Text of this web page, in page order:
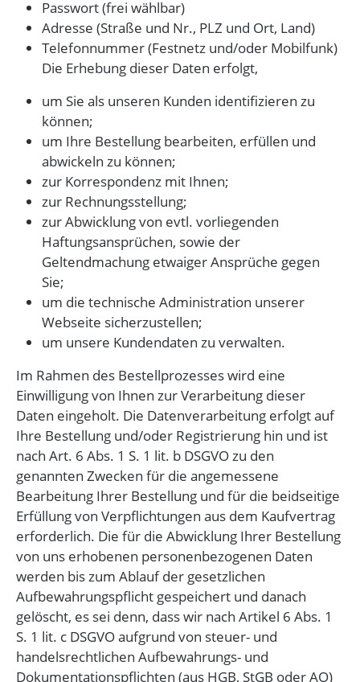
Passwort (frei wählbar)
Adresse (Straße und Nr., PLZ und Ort, Land)
Telefonnummer (Festnetz und/oder Mobilfunk)
Die Erhebung dieser Daten erfolgt,
um Sie als unseren Kunden identifizieren zu
können;
um Ihre Bestellung bearbeiten, erfüllen und
abwickeln zu können;
zur Korrespondenz mit Ihnen;
zur Rechnungsstellung;
zur Abwicklung von evtl. vorliegenden
Haftungsansprüchen, sowie der
Geltendmachung etwaiger Ansprüche gegen
Sie;
um die technische Administration unserer
Webseite sicherzustellen;
um unsere Kundendaten zu verwalten.
Im Rahmen des Bestellprozesses wird eine
Einwilligung von Ihnen zur Verarbeitung dieser
Daten eingeholt. Die Datenverarbeitung erfolgt auf
Ihre Bestellung und/oder Registrierung hin und ist
nach Art. 6 Abs. 1 S. 1 lit. b DSGVO zu den
genannten Zwecken für die angemessene
Bearbeitung Ihrer Bestellung und für die beidseitige
Erfüllung von Verpflichtungen aus dem Kaufvertrag
erforderlich. Die für die Abwicklung Ihrer Bestellung
von uns erhobenen personenbezogenen Daten
werden bis zum Ablauf der gesetzlichen
Aufbewahrungspflicht gespeichert und danach
gelöscht, es sei denn, dass wir nach Artikel 6 Abs. 1
S. 1 lit. c DSGVO aufgrund von steuer- und
handelsrechtlichen Aufbewahrungs- und
Dokumentationspflichten (aus HGB, StGB oder AO)